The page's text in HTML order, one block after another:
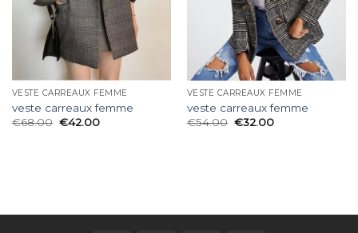
VESTE CARREAUX FEMME
veste carreaux femme
€68.00 €42.00
VESTE CARREAUX FEMME
veste carreaux femme
€54.00 €32.00